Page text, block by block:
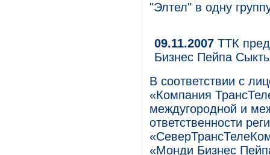
"Элтел" в одну
09.11.2007 ТТК
Бизнес Пейпа
В соответствии с
«Компания
междугородной и
ответственности
«Монди Бизнес